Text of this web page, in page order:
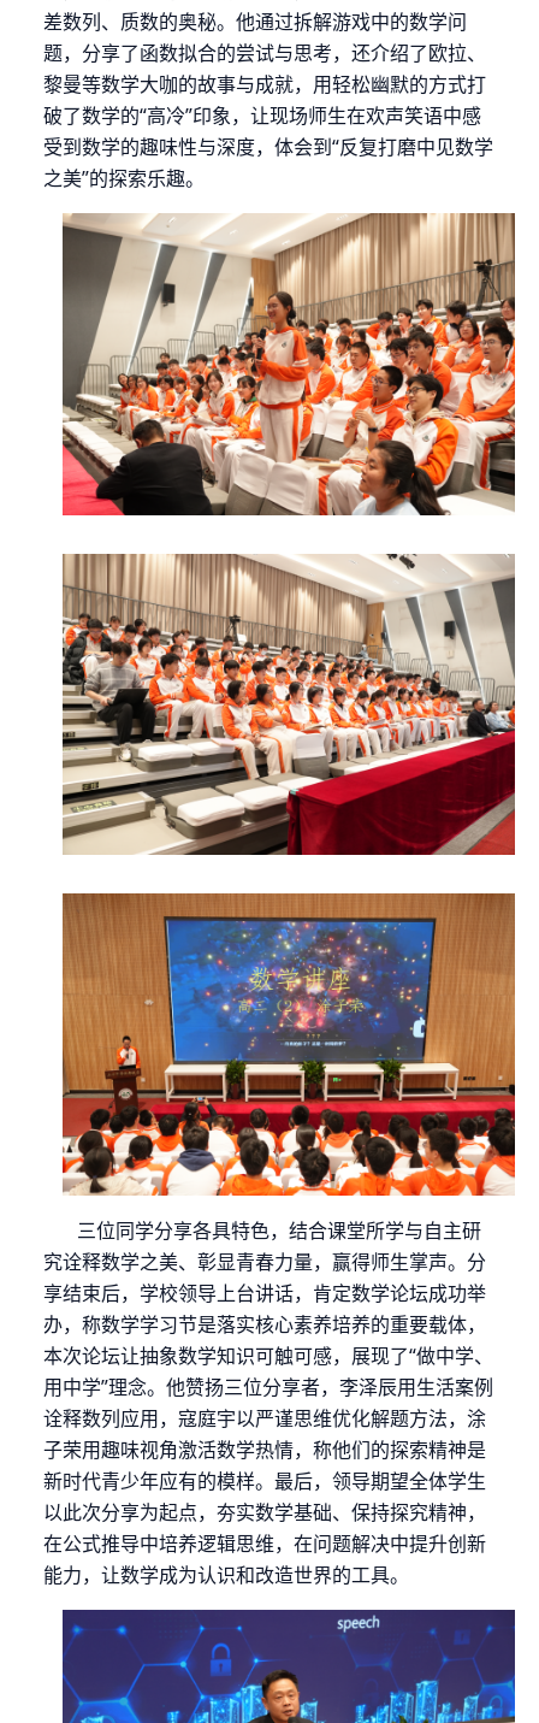
差数列、质数的奥秘。他通过拆解游戏中的数学问
题，分享了函数拟合的尝试与思考，还介绍了欧拉、
黎曼等数学大咖的故事与成就，用轻松幽默的方式打
破了数学的“高冷”印象，让现场师生在欢声笑语中感
受到数学的趣味性与深度，体会到“反复打磨中见数学
之美”的探索乐趣。
三位同学分享各具特色，结合课堂所学与自主研
究诠释数学之美、彰显青春力量，赢得师生掌声。分
享结束后，学校领导上台讲话，肯定数学论坛成功举
办，称数学学习节是落实核心素养培养的重要载体，
本次论坛让抽象数学知识可触可感，展现了“做中学、
用中学”理念。他赞扬三位分享者，李泽辰用生活案例
诠释数列应用，寇庭宇以严谨思维优化解题方法，涂
子荣用趣味视角激活数学热情，称他们的探索精神是
新时代青少年应有的模样。最后，领导期望全体学生
以此次分享为起点，夯实数学基础、保持探究精神，
在公式推导中培养逻辑思维，在问题解决中提升创新
能力，让数学成为认识和改造世界的工具。